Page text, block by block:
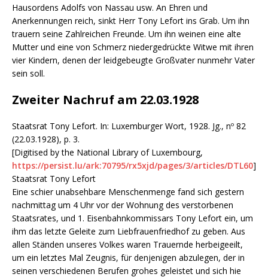
Hausordens Adolfs von Nassau usw. An Ehren und
Anerkennungen reich, sinkt Herr Tony Lefort ins Grab. Um ihn
trauern seine Zahlreichen Freunde. Um ihn weinen eine alte
Mutter und eine von Schmerz niedergedrückte Witwe mit ihren
vier Kindern, denen der leidgebeugte Großvater nunmehr Vater
sein soll.
Zweiter Nachruf am 22.03.1928
Staatsrat Tony Lefort. In: Luxemburger Wort, 1928. Jg., nº 82
(22.03.1928), p. 3.
[Digitised by the National Library of Luxembourg,
https://persist.lu/ark:70795/rx5xjd/pages/3/articles/DTL60]
Staatsrat Tony Lefort
Eine schier unabsehbare Menschenmenge fand sich gestern
nachmittag um 4 Uhr vor der Wohnung des verstorbenen
Staatsrates, und 1. Eisenbahnkommissars Tony Lefort ein, um
ihm das letzte Geleite zum Liebfrauenfriedhof zu geben. Aus
allen Ständen unseres Volkes waren Trauernde herbeigeeilt,
um ein letztes Mal Zeugnis, für denjenigen abzulegen, der in
seinen verschiedenen Berufen grohes geleistet und sich hie